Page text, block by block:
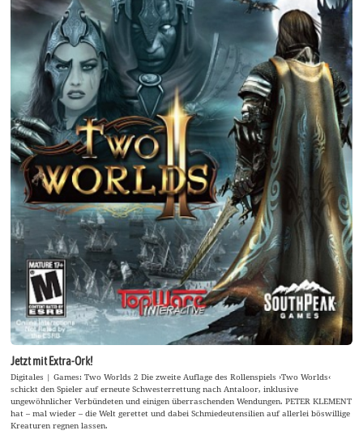
Jetzt mit Extra-Ork!
Digitales | Games: Two Worlds 2 Die zweite Auflage des Rollenspiels ›Two Worlds‹
schickt den Spieler auf erneute Schwesterrettung nach Antaloor, inklusive
ungewöhnlicher Verbündeten und einigen überraschenden Wendungen. PETER KLEMENT
hat – mal wieder – die Welt gerettet und dabei Schmiedeutensilien auf allerlei böswillige
Kreaturen regnen lassen.